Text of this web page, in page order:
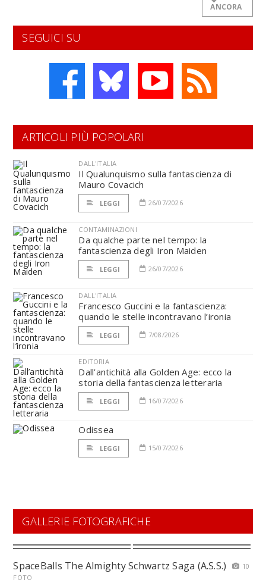
ANCORA
SEGUICI SU
ARTICOLI PIÙ POPOLARI
DALL'ITALIA
Il Qualunquismo sulla fantascienza di
Mauro Covacich
LEGGI 26/07/2026
CONTAMINAZIONI
Da qualche parte nel tempo: la
fantascienza degli Iron Maiden
LEGGI 26/07/2026
DALL'ITALIA
Francesco Guccini e la fantascienza:
quando le stelle incontravano l’ironia
LEGGI 7/08/2026
EDITORIA
Dall’antichità alla Golden Age: ecco la
storia della fantascienza letteraria
LEGGI 16/07/2026
Odissea
LEGGI 15/07/2026
GALLERIE FOTOGRAFICHE
SpaceBalls The Almighty Schwartz Saga (A.S.S.)
10
FOTO